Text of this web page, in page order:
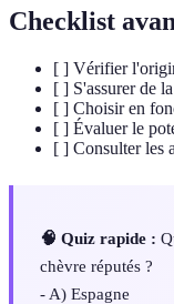
Checklist
[ ] Vérifier
[ ] S'assurer de
[ ] Choisir en
[ ] Évaluer le
[ ] Consulter les
🧠 Quiz rapide :
chèvre réputés ?
- A) Espagne